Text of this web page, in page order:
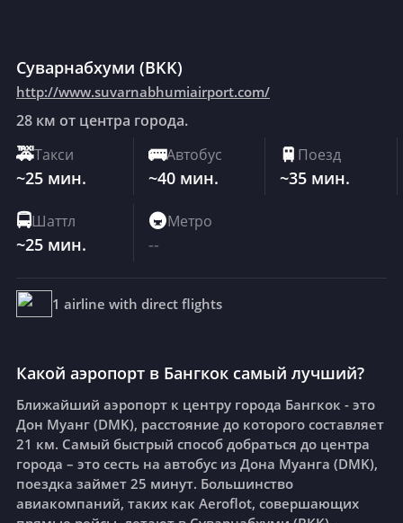
Суварнабхуми (BKK)
http://www.suvarnabhumiairport.com/
28 км от центра города.
🚕Такси
~25 мин.
🚌Автобус
~40 мин.
🚆 Поезд
~35 мин.
🚍Шаттл
~25 мин.
🚇Метро
--
1 airline with direct flights
Какой аэропорт в Бангкок самый лучший?
Ближайший аэропорт к центру города Бангкок - это
Дон Муанг (DMK), расстояние до которого составляет
21 км. Самый быстрый способ добраться до центра
города – это сесть на автобус из Дона Муанга (DMK),
поездка займет 25 минут. Большинство
авиакомпаний, таких как Aeroflot, совершающих